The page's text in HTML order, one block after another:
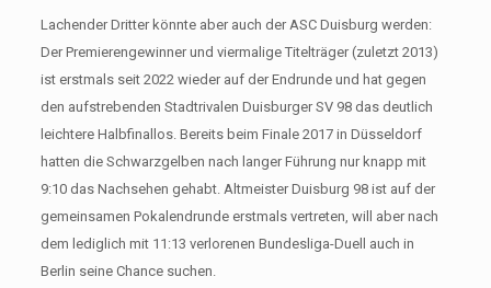
Lachender Dritter könnte aber auch der ASC Duisburg werden:
Der Premierengewinner und viermalige Titelträger (zuletzt 2013)
ist erstmals seit 2022 wieder auf der Endrunde und hat gegen
den aufstrebenden Stadtrivalen Duisburger SV 98 das deutlich
leichtere Halbfinallos. Bereits beim Finale 2017 in Düsseldorf
hatten die Schwarzgelben nach langer Führung nur knapp mit
9:10 das Nachsehen gehabt. Altmeister Duisburg 98 ist auf der
gemeinsamen Pokalendrunde erstmals vertreten, will aber nach
dem lediglich mit 11:13 verlorenen Bundesliga-Duell auch in
Berlin seine Chance suchen.